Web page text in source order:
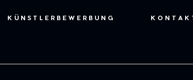
KÜNSTLERBEWERBUNG